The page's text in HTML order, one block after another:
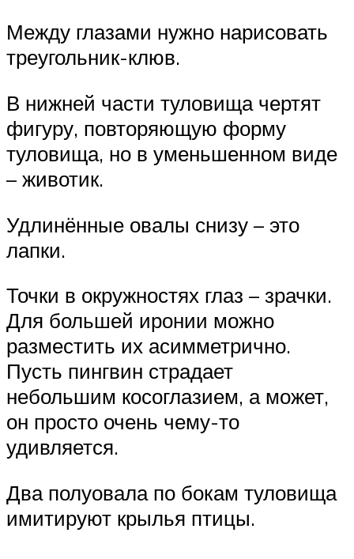
Между глазами нужно нарисовать
треугольник-клюв.
В нижней части туловища чертят
фигуру, повторяющую форму
туловища, но в уменьшенном виде
– животик.
Удлинённые овалы снизу – это
лапки.
Точки в окружностях глаз – зрачки.
Для большей иронии можно
разместить их асимметрично.
Пусть пингвин страдает
небольшим косоглазием, а может,
он просто очень чему-то
удивляется.
Два полуовала по бокам туловища
имитируют крылья птицы.